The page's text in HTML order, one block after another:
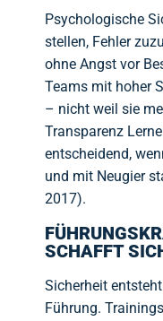
Psychologische
stellen, Fehler
ohne Angst vor
Teams mit hoher
– nicht weil sie
Transparenz
entscheidend,
und mit Neugier
2017).
SCHAFFT
Sicherheit
Führung.